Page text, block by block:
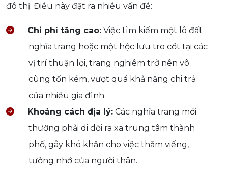
đô thị. Điều này đặt ra nhiều vấn đề:
Chi phí tăng cao: Việc tìm kiếm một lô đất
nghĩa trang hoặc một hộc lưu tro cốt tại các
vị trí thuận lợi, trang nghiêm trở nên vô
cùng tốn kém, vượt quá khả năng chi trả
của nhiều gia đình.
Khoảng cách địa lý: Các nghĩa trang mới
thường phải di dời ra xa trung tâm thành
phố, gây khó khăn cho việc thăm viếng,
tưởng nhớ của người thân.